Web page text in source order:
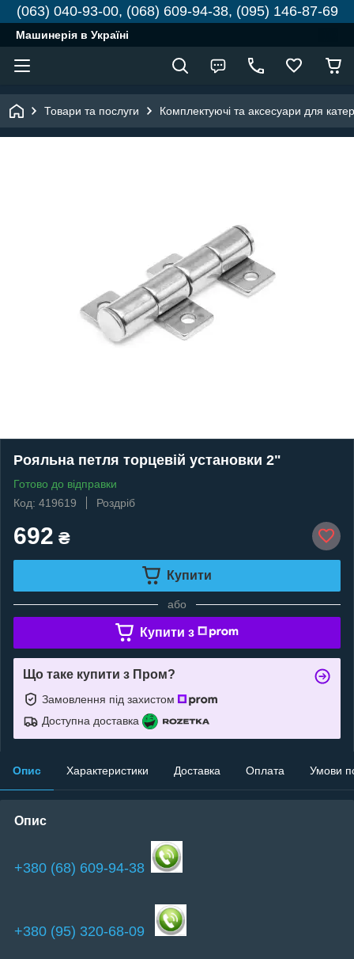
(063) 040-93-00, (068) 609-94-38, (095) 146-87-69
Машинерія в Україні
Товари та послуги Комплектуючі та аксесуари для
Рояльна петля торцевій установки 2"
Готово до відправки
Код: 419619
Роздріб
692 ₴
Купити
або
Купити з
Що таке купити з Пром?
Замовлення під захистом
Доступна доставка
Опис Характеристики Доставка Оплата Умови
Опис
+380 (68) 609-94-38
+380 (95) 320-68-09